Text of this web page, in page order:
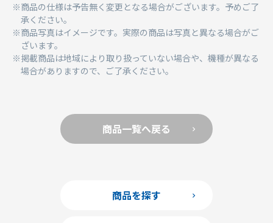
商品の仕様は予告無く変更となる場合がございます。予めご了
承ください。
商品写真はイメージです。実際の商品は写真と異なる場合がご
ざいます。
掲載商品は地域により取り扱っていない場合や、機種が異なる
場合がありますので、ご了承ください。
商品一覧へ戻る
商品を探す